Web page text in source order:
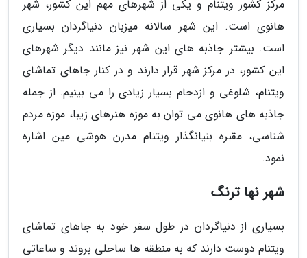
مرکز کشور ویتنام و یکی از شهرهای مهم این کشور، شهر
هانوی است. این شهر سالانه میزبان دنیاگردان بسیاری
است. بیشتر جاذبه های این شهر نیز مانند دیگر شهرهای
این کشور، در مرکز شهر قرار دارند و در کنار جاهای تماشای
ویتنام، شلوغی و ازدحام بسیار زیادی را می بینیم. از جمله
جاذبه های هانوی می توان به موزه هنرهای زیبا، موزه مردم
شناسی، مقبره بنیانگذار ویتنام مدرن هوشی مین اشاره
نمود.
شهر نها ترنگ
بسیاری از دنیاگردان در طول سفر خود به جاهای تماشای
ویتنام دوست دارند که به منطقه ها ساحلی بروند و ساعاتی